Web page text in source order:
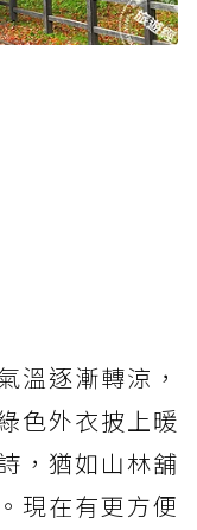
溫逐漸轉涼，
色外衣披上暖
，猶如山林舖
現在有更方便